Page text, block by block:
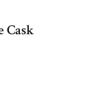
Cask